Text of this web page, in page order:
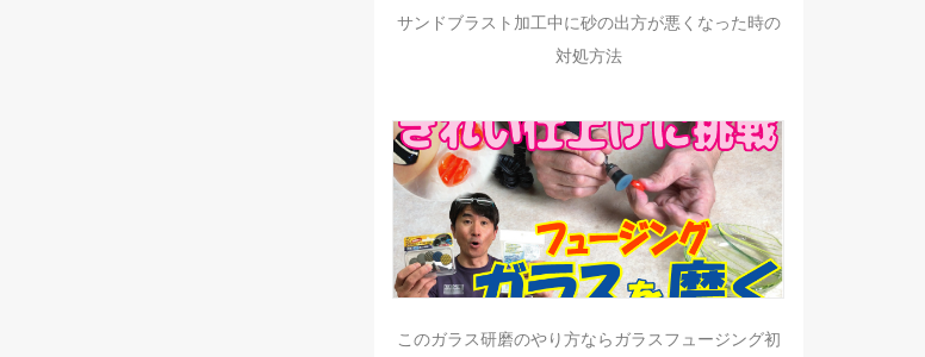
サンドブラスト加工中に砂の出方が悪くなった時の
対処方法
このガラス研磨のやり方ならガラスフュージング初